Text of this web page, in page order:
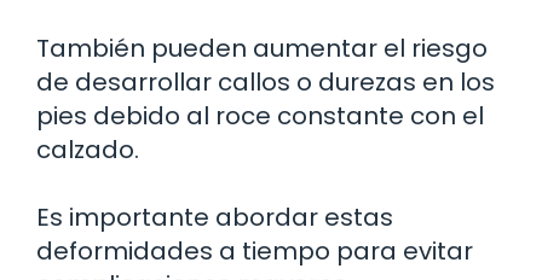
También pueden aumentar el riesgo
de desarrollar callos o durezas en los
pies debido al roce constante con el
calzado.
Es importante abordar estas
deformidades a tiempo para evitar